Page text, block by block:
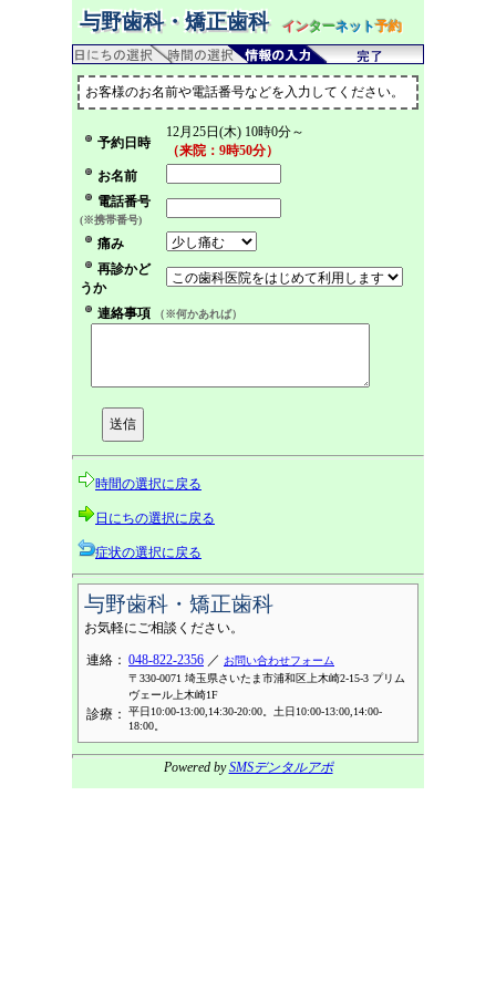
与野歯科・矯正歯科 インターネット予約
お客様のお名前や電話番号などを入力してください。
予約日時
12月25日(木) 10時0分～
（来院：9時50分）
お名前
電話番号
(※携帯番号)
痛み
再診かど
うか
連絡事項
（※何かあれば）
時間の選択に戻る
日にちの選択に戻る
症状の選択に戻る
与野歯科・矯正歯科
お気軽にご相談ください。
連絡： 048-822-2356 ／ お問い合わせフォーム
〒330-0071 埼玉県さいたま市浦和区上木崎2-15-3 プリム
ヴェール上木崎1F
診療：
平日10:00-13:00,14:30-20:00。土日10:00-13:00,14:00-
18:00。
Powered bySMSデンタルアポ